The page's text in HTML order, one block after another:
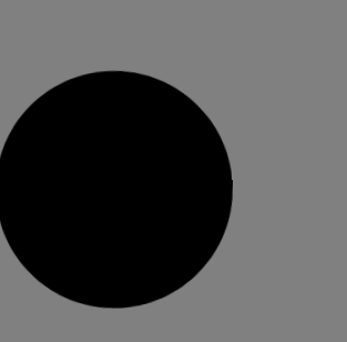
roda de premsa la
El comerç d’Alzira et
han assistit l’alcalde
la cap de IDEA, Carmen
Consell Assessor de
de l’Associació de Firers de
No hi ha comentaris